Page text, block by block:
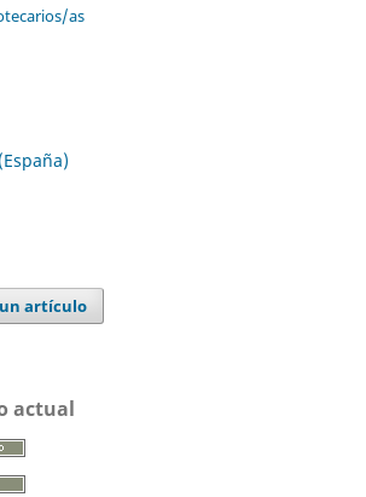
as
artículo
actual